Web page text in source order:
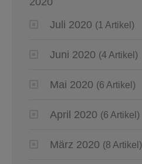
Juli 2020 (1 Artikel)
Juni 2020 (4 Artikel)
Mai 2020 (6 Artikel)
April 2020 (6 Artikel)
März 2020 (8 Artikel)